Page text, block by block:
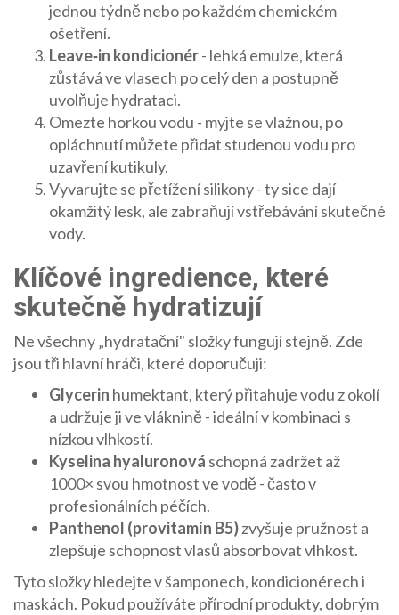
jednou týdně nebo po každém chemickém
ošetření.
Leave‑in kondicionér- lehká emulze, která
zůstává ve vlasech po celý den a postupně
uvolňuje hydrataci.
Omezte horkou vodu - myjte se vlažnou, po
opláchnutí můžete přidat studenou vodu pro
uzavření kutikuly.
Vyvarujte se přetížení silikony - ty sice dají
okamžitý lesk, ale zabraňují vstřebávání skutečné
vody.
Klíčové ingredience, které
skutečně hydratizují
Ne všechny „hydratační" složky fungují stejně. Zde
jsou tři hlavní hráči, které doporučuji:
Glycerin humektant, který přitahuje vodu z okolí
a udržuje ji ve vláknině- ideální v kombinaci s
nízkou vlhkostí.
Kyselina hyaluronová schopná zadržet až
1000× svou hmotnost ve vodě- často v
profesionálních péčích.
Panthenol (provitamín B5)zvyšuje pružnost a
zlepšuje schopnost vlasů absorbovat vlhkost.
Tyto složky hledejte v šamponech, kondicionérech i
maskách. Pokud používáte přírodní produkty, dobrým